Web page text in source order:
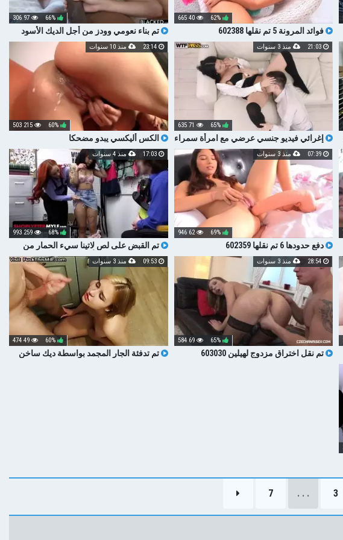
فوائد المرونة 5 تم نقلها 602388
62%
40 665
تم بناء نعومي وودز من أجل الديك الأسود
إغرائي فيديو جنسي عرضي مع امرأة سمراء
ساخنة تم نقلها 603254
65%
منذ 3 سنوات
الكس أليكسي يبدو مضحكا
23:14 منذ 10 سنوات
دفع حدودها 6 تم نقلها 602359
69%
62 946
منذ 3 سنوات
تم القبض على لص لاتينا سيء الحمار من
قبل اثنين من ضباط الأمن
17:03 منذ 4 سنوات
تم نقل اختراق مزدوج لهيلين 603030
65%
69 584
منذ 3 سنوات
تم تدفئة الجار المجمد بواسطة ديك ساخن
09:53 منذ 3 سنوات
3
. . .
7